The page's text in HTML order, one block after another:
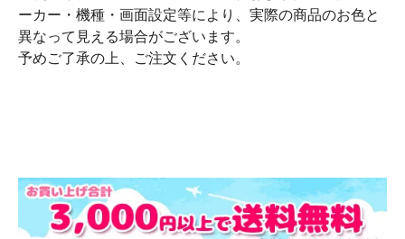
ーカー・機種・画面設定等により、実際の商品のお色と
異なって見える場合がございます。
予めご了承の上、ご注文ください。